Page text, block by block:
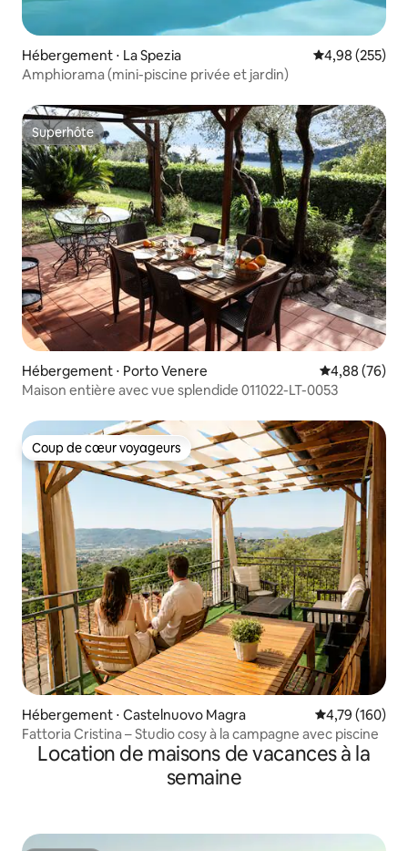
Hébergement ⋅ La Spezia Évaluation
4,98 (255)
Amphiorama (mini-piscine privée et jardin)
Superhôte
Superhôte
Hébergement ⋅ Porto Venere Évaluation
4,88 (76)
Maison entière avec vue splendide 011022-LT-0053
Coup de cœur voyageurs
Coup de cœur voyageurs
Hébergement ⋅ Castelnuovo Magra Évaluation
4,79 (160)
Fattoria Cristina – Studio cosy à la campagne avec piscine
Location de maisons de vacances à la
semaine